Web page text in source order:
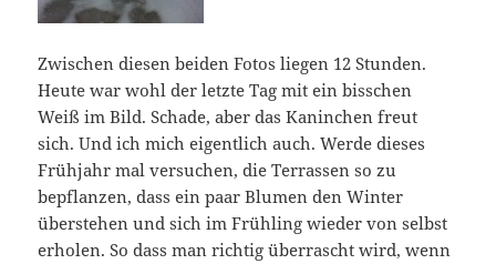
Zwischen diesen beiden Fotos liegen 12 Stunden.
Heute war wohl der letzte Tag mit ein bisschen
Weiß im Bild. Schade, aber das Kaninchen freut
sich. Und ich mich eigentlich auch. Werde dieses
Frühjahr mal versuchen, die Terrassen so zu
bepflanzen, dass ein paar Blumen den Winter
überstehen und sich im Frühling wieder von selbst
erholen. So dass man richtig überrascht wird, wenn